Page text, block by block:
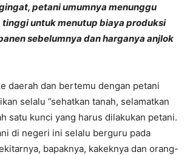
petani umumnya menunggu
tinggi untuk menutup biaya produksi
sebelumnya dan harganya anjlok
daerah dan bertemu dengan petani
selalu ”sehatkan tanah, selamatkan
satu kunci yang harus dilakukan petani.
di negeri ini selalu berguru pada
bapaknya, kakeknya dan orang-